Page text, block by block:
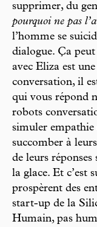
supprimer, du
pourquoi ne pas
l’homme se
dialogue. Ça
avec Eliza est
conversation, il
qui vous répond
robots
simuler
succomber à
de leurs
la glace. Et c’est
prospèrent des
start-up de la
Humain, pas